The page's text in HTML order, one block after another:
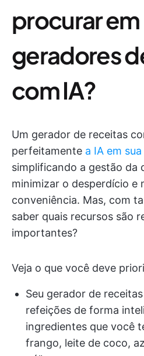
procurar em
geradores
com IA?
Um gerador de receitas
perfeitamente a IA em
simplificando a gestão da
minimizar o desperdício e
conveniência. Mas, com
saber quais recursos são
importantes?
Veja o que você deve
Seu gerador de
refeições de forma
ingredientes que você
frango, leite de coco,